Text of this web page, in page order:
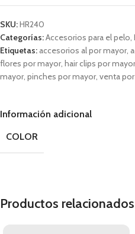
SKU:HR240
Categorías:Accesorios para el pelo,
Etiquetas: accesorios al por mayor,
flores por mayor, hair clips por mayor
mayor, pinches por mayor, venta
Información adicional
COLOR
Productos relacionados